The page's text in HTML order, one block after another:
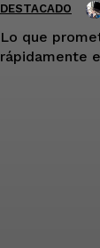
DESTACADO
Lo que